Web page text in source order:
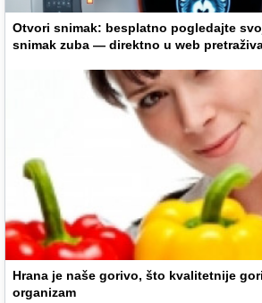
Otvori snimak: besplatno pogledajte
snimak zuba — direktno u web
Hrana je naše gorivo, što kvalitetnije
organizam